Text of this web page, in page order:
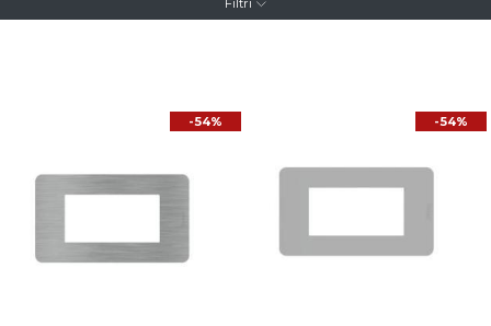
Filtri
-54% -54%